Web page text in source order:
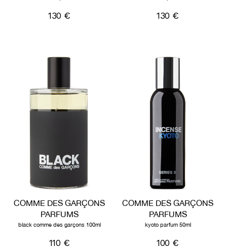
130 € 130 €
COMME DES GARÇONS
PARFUMS
black comme des garçons 100ml
110 €
COMME DES GARÇONS
PARFUMS
kyoto parfum 50ml
100 €